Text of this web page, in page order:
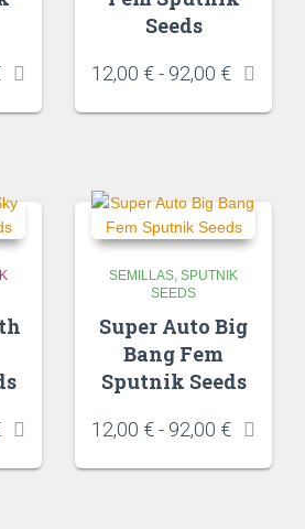
Seeds
12,00 €- 92,00 €
SEMILLAS SPUTNIK
SEEDS
Super Auto Big
Bang Fem
Sputnik Seeds
12,00 €- 92,00 €